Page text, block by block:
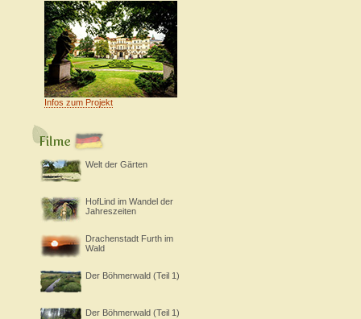
Infos zum Projekt
Welt der Gärten
HofLind im Wandel der
Jahreszeiten
Drachenstadt Furth im
Wald
Der Böhmerwald (Teil 1)
Der Böhmerwald (Teil 1)